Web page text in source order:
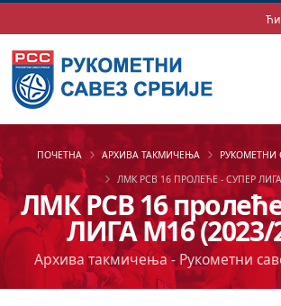
ЛМК РСВ 16
ЛИГА М16 (2023/
Архива такмичења - Рукометни
ПОЧЕТНА АРХИВА ТАКМИЧЕЊА
РУКОМЕТНИ
ЛМК РСВ 16 ПРОЛЕЋЕ - СУПЕР